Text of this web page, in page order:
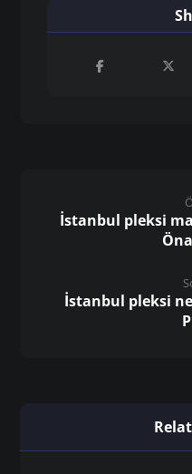
İstanbul pleksi
İstanbul pleksi